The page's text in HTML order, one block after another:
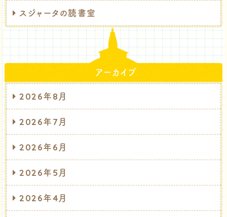
スジャータの読書室
アーカイブ
2026年8月
2026年7月
2026年6月
2026年5月
2026年4月